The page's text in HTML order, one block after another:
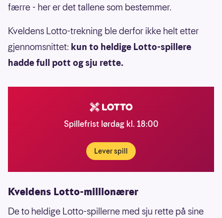
færre - her er det tallene som bestemmer.
Kveldens Lotto-trekning ble derfor ikke helt etter
gjennomsnittet: kun to heldige Lotto-spillere
hadde full pott og sju rette.
Spillefrist lørdag kl. 18:00
Lever spill
Kveldens Lotto-millionærer
De to heldige Lotto-spillerne med sju rette på sine